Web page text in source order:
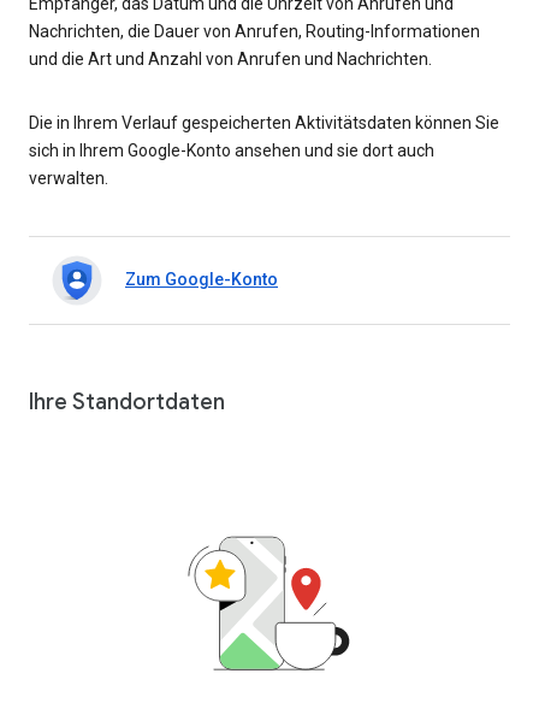
Empfänger, das Datum und die Uhrzeit von Anrufen und
Nachrichten, die Dauer von Anrufen, Routing-Informationen
und die Art und Anzahl von Anrufen und Nachrichten.
Die in Ihrem Verlauf gespeicherten Aktivitätsdaten können Sie
sich in Ihrem Google-Konto ansehen und sie dort auch
verwalten.
Zum Google-Konto
Ihre Standortdaten